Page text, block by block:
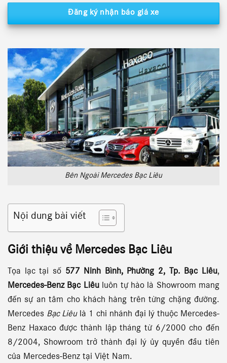
Đăng ký nhận báo giá xe
Bên Ngoài Mercedes Bạc Liêu
Nội dung bài viết
Giới thiệu về Mercedes Bạc Liêu
Tọa lạc tại số 577 Ninh Bình, Phường 2, Tp. Bạc Liêu,
Mercedes-Benz Bạc Liêuluôn tự hào là Showroom mang
đến sự an tâm cho khách hàng trên từng chặng đường.
Mercedes Bạc Liêulà 1 chi nhánh đại lý thuộc Mercedes-
Benz Haxaco được thành lập tháng từ 6/2000 cho đến
8/2004, Showroom trở thành đại lý ủy quyền đầu tiên
của Mercedes-Benz tại Việt Nam.